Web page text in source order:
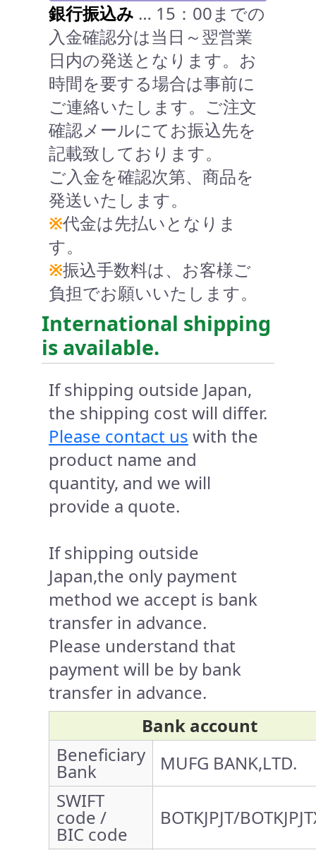
銀行振込み … 15：00までの
入金確認分は当日～翌営業
日内の発送となります。お
時間を要する場合は事前に
ご連絡いたします。ご注文
確認メールにてお振込先を
記載致しております。
ご入金を確認次第、商品を
発送いたします。
※代金は先払いとなりま
す。
※振込手数料は、お客様ご
負担でお願いいたします。
International shipping
is available.
If shipping outside Japan,
the shipping cost will differ.
Please contact us with the
product name and
quantity, and we will
provide a quote.
If shipping outside
Japan,the only payment
method we accept is bank
transfer in advance.
Please understand that
payment will be by bank
transfer in advance.
Bank account
Beneficiary
Bank
MUFG BANK,LTD.
SWIFT
code /
BIC code
BOTKJPJT/